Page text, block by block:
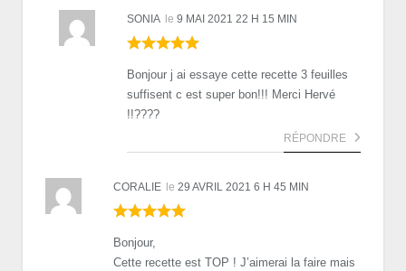
SONIA le 9 MAI 2021 22 H 15 MIN
Bonjour j ai essaye cette recette 3 feuilles
suffisent c est super bon!!! Merci Hervé
!!????
RÉPONDRE
CORALIE le 29 AVRIL 2021 6 H 45 MIN
Bonjour,
Cette recette est TOP ! J’aimerai la faire mais